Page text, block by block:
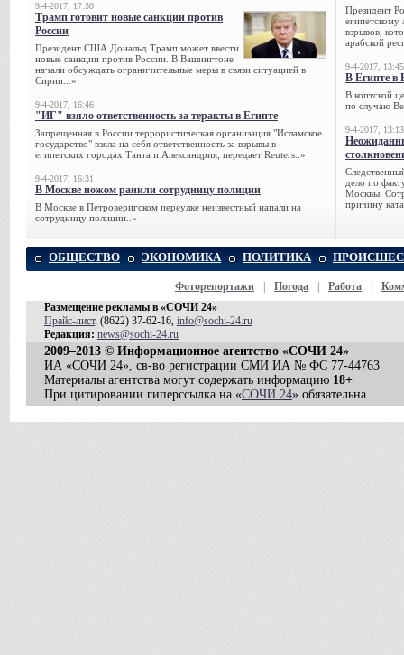
9-4-2017, 17:30
Трамп готовит новые санкции против
России
Президент США Дональд Трамп может ввести
новые санкции против России. В Вашингтоне
начали обсуждать ограничительные меры в связи ситуацией в
Сирии...»
9-4-2017, 16:46
"ИГ" взяло ответственность за теракты в Египте
Запрещенная в России террористическая организация "Исламское
государство" взяла на себя ответственность за взрывы в
египетских городах Танта и Александрия, передает Reuters..»
9-4-2017, 16:31
В Москве ножом ранили сотрудницу полиции
В Москве в Петроверигском переулке неизвестный напали на
сотрудницу полиции..»
Президент
египетскому
взрывов,
арабской
9-4-2017, 13:45
В Египте в
В коптской
по случаю
9-4-2017, 13:13
дело по
Москвы.
причину
ОБЩЕСТВО ЭКОНОМИКА ПОЛИТИКА
Фоторепортажи Погода Работа
Размещение рекламы в «СОЧИ 24»
Прайс-лист, (8622) 37-62-16, info@sochi-24.ru
Редакция: news@sochi-24.ru
2009–2013 © Информационное агентство «СОЧИ 24»
ИА «СОЧИ 24», св-во регистрации СМИ ИА № ФС 77-44763
Материалы агентства могут содержать информацию 18+
При цитировании гиперссылка на «СОЧИ 24» обязательна.